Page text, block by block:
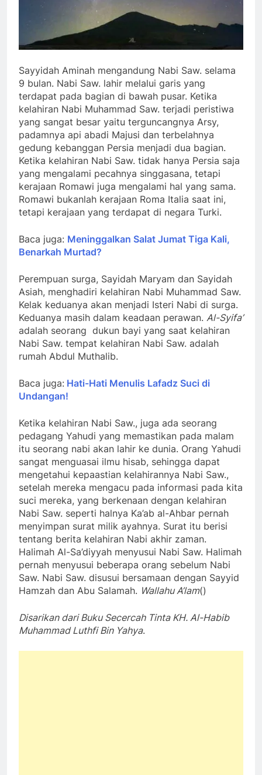
Sayyidah Aminah mengandung Nabi Saw. selama
9 bulan. Nabi Saw. lahir melalui garis yang
terdapat pada bagian di bawah pusar. Ketika
kelahiran Nabi Muhammad Saw. terjadi peristiwa
yang sangat besar yaitu terguncangnya Arsy,
padamnya api abadi Majusi dan terbelahnya
gedung kebanggan Persia menjadi dua bagian.
Ketika kelahiran Nabi Saw. tidak hanya Persia saja
yang mengalami pecahnya singgasana, tetapi
kerajaan Romawi juga mengalami hal yang sama.
Romawi bukanlah kerajaan Roma Italia saat ini,
tetapi kerajaan yang terdapat di negara Turki.
Baca juga: Meninggalkan Salat Jumat Tiga Kali,
Benarkah Murtad?
Perempuan surga, Sayidah Maryam dan Sayidah
Asiah, menghadiri kelahiran Nabi Muhammad Saw.
Kelak keduanya akan menjadi Isteri Nabi di surga.
Keduanya masih dalam keadaan perawan. Al-Syifa’
adalah seorang dukun bayi yang saat kelahiran
Nabi Saw. tempat kelahiran Nabi Saw. adalah
rumah Abdul Muthalib.
Baca juga: Hati-Hati Menulis Lafadz Suci di
Undangan!
Ketika kelahiran Nabi Saw., juga ada seorang
pedagang Yahudi yang memastikan pada malam
itu seorang nabi akan lahir ke dunia. Orang Yahudi
sangat menguasai ilmu hisab, sehingga dapat
mengetahui kepaastian kelahirannya Nabi Saw.,
setelah mereka mengacu pada informasi pada kita
suci mereka, yang berkenaan dengan kelahiran
Nabi Saw. seperti halnya Ka’ab al-Ahbar pernah
menyimpan surat milik ayahnya. Surat itu berisi
tentang berita kelahiran Nabi akhir zaman.
Halimah Al-Sa’diyyah menyusui Nabi Saw. Halimah
pernah menyusui beberapa orang sebelum Nabi
Saw. Nabi Saw. disusui bersamaan dengan Sayyid
Hamzah dan Abu Salamah. Wallahu A’lam()
Disarikan dari Buku Secercah Tinta KH. Al-Habib
Muhammad Luthfi Bin Yahya.